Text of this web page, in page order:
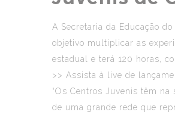
A Secretaria da Educação
objetivo multiplicar as
estadual e terá 120 horas,
>> Assista à live de
“Os Centros Juvenis têm
de uma grande rede que